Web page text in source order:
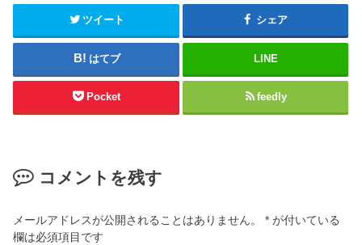
ツイート シェア
はてブ LINE
Pocket feedly
コメントを残す
メールアドレスが公開されることはありません。 * が付いている
欄は必須項目です